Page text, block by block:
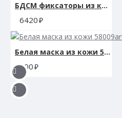
БДСМ фиксаторы из кожи 53013ars
6420
Белая маска из кожи 58009ars
900